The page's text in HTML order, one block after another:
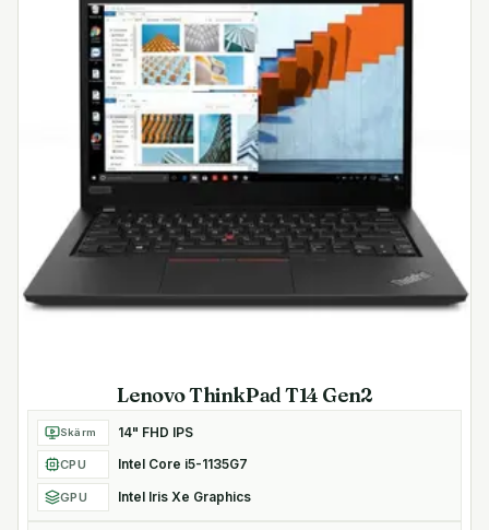
Lenovo ThinkPad T14 Gen2
Skärm 14" FHD IPS
CPU Intel Core i5-1135G7
GPU Intel Iris Xe Graphics